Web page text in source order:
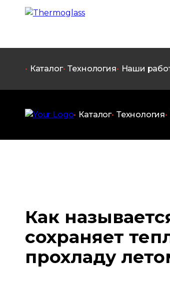
Каталог Технология Наши
Каталог Технология
Как
сохраняет
прохладу